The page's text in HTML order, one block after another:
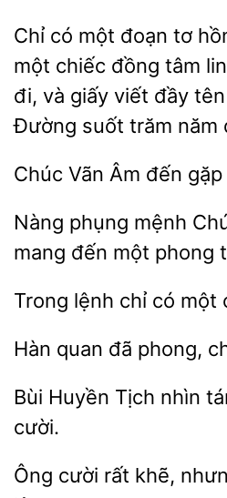
Chỉ có một đoạn tơ
một chiếc đồng tâm
và giấy viết đầy
suốt trăm năm
Vãn
Nàng phụng mệnh
mang
một phong
Trong chỉ có
phong,
Huyền Tịch nhìn
cười.
Ông cười khẽ,